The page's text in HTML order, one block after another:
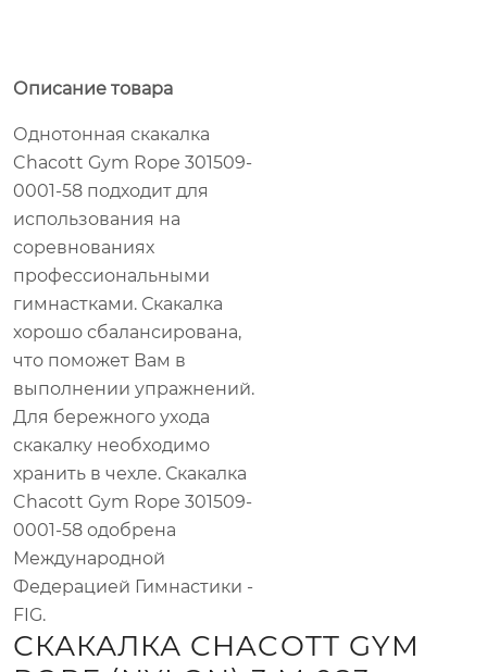
Описание товара
Однотонная скакалка
Chacott Gym Rope 301509-
0001-58 подходит для
использования на
соревнованиях
профессиональными
гимнастками. Скакалка
хорошо сбалансирована,
что поможет Вам в
выполнении упражнений.
Для бережного ухода
скакалку необходимо
хранить в чехле. Скакалка
Chacott Gym Rope 301509-
0001-58 одобрена
Международной
Федерацией Гимнастики -
FIG.
СКАКАЛКА CHACOTT GYM